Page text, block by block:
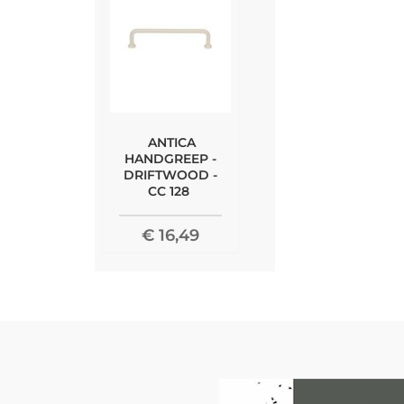
ANTICA
HANDGREEP -
DRIFTWOOD -
CC 128
€ 16,49